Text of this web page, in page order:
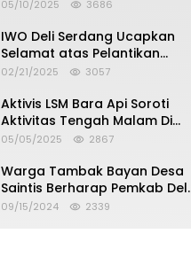
05/10/2025 3686
IWO Deli Serdang Ucapkan
Selamat atas Pelantikan
Bupati dan Wakil Bupati Deli
02/21/2025 3057
Aktivis LSM Bara Api Soroti
Aktivitas Tengah Malam Di
SPBU 14.213.228 Bandar Tinggi
05/05/2025 2867
Warga Tambak Bayan Desa
Saintis Berharap Pemkab Deli
Serdang Atasi Banjir
09/15/2024 2339